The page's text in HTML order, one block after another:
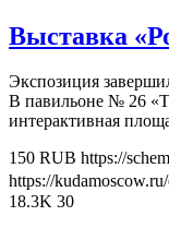
Выставка
Экспозиция
В павильоне № 26
интерактивная
150 RUB https://
https://
18.3K 30